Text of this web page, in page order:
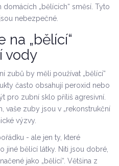
„bělících“ směsí. Tyto
nebezpečné.
„bělící“
vody
zubů by měli používat „bělící“
často obsahují peroxid nebo
pro zubní sklo příliš agresivní.
vaše zuby jsou v „rekonstrukční
výzvy.
- ale jen ty, které
jiné bělící látky. Niti jsou dobré,
jako „bělící“. Většina z